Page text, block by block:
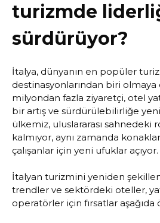
turizmde
sürdürüyor?
İtalya, dünyanın en popüler
destinasyonlarından biri
milyondan fazla ziyaretçi, otel
bir artış ve sürdürülebilirliğe
ülkemiz, uluslararası
kalmıyor, aynı zamanda
çalışanlar için yeni ufuklar açıyor.
İtalyan turizmini yeniden
trendler ve sektördeki oteller,
operatörler için fırsatlar